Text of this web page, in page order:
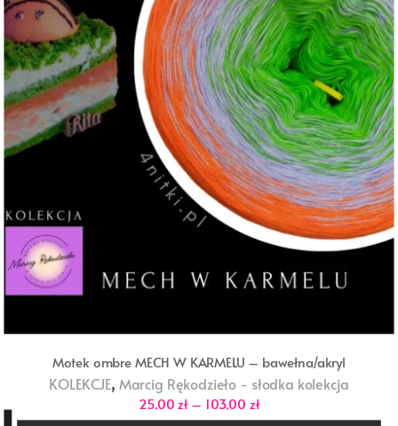
Motek ombre MECH W KARMELU – bawełna/akryl
KOLEKCJE, Marcig Rękodzieło - słodka kolekcja
25,00zł – 103,00 złZakres
cen: